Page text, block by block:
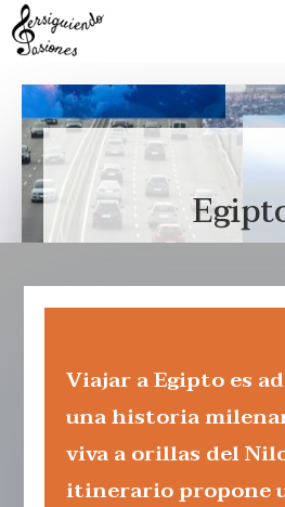
Viajar a Egipto es
una historia
viva a orillas del
itinerario propone